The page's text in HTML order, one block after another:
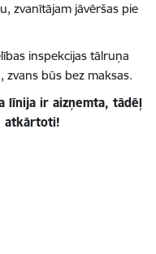
zvanītājam jāvēršas pie
inspekcijas tālruņa
būs bez maksas.
līnija ir aizņemta, tādēļ
atkārtoti!